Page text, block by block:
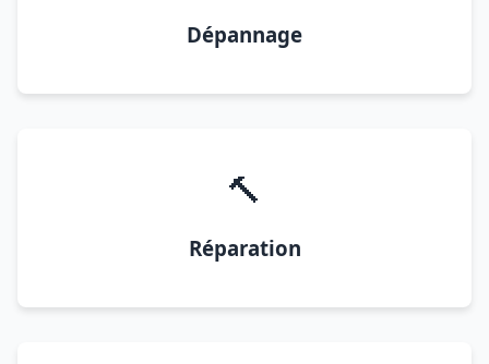
Dépannage
🔨
Réparation